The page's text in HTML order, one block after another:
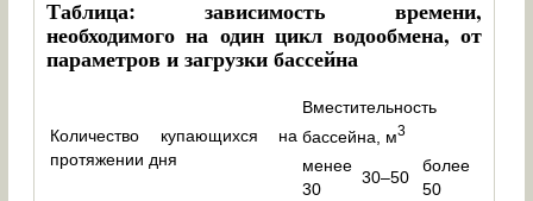
Таблица: зависимость времени,
необходимого на один цикл водообмена, от
параметров и загрузки бассейна
Количество купающихся на
протяжении дня
Вместительность
бассейна, м3
менее
30
30–50
более
50